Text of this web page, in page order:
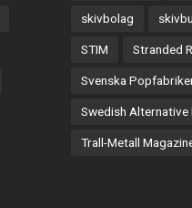
skivbolag
STIM Stranded
Svenska
Swedish
Trall-Metall